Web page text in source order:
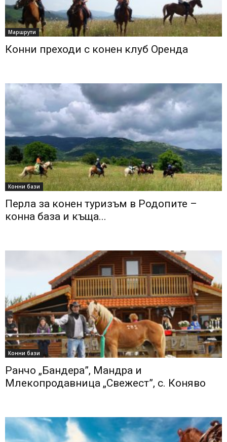
Маршрути
Конни преходи с конен клуб Оренда
Конни бази
Перла за конен туризъм в Родопите –
конна база и къща...
Конни бази
Ранчо „Бандера”, Мандра и
Млекопродавница „Свежест”, с. Коняво